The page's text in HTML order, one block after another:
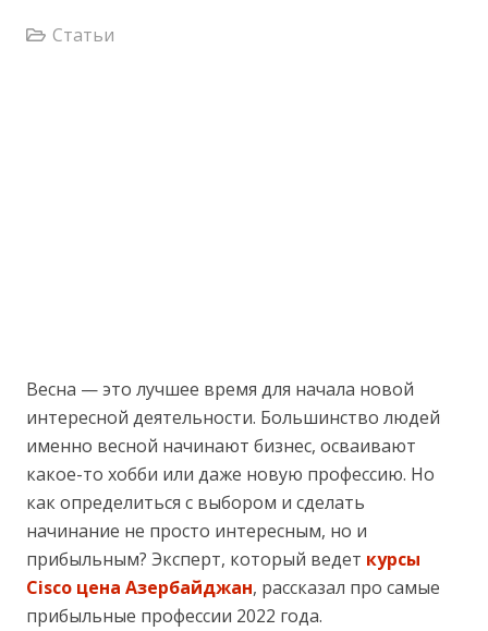
Статьи
Весна — это лучшее время для начала новой
интересной деятельности. Большинство людей
именно весной начинают бизнес, осваивают
какое-то хобби или даже новую профессию. Но
как определиться с выбором и сделать
начинание не просто интересным, но и
прибыльным? Эксперт, который ведет курсы
Cisco цена Азербайджан, рассказал про самые
прибыльные профессии 2022 года.